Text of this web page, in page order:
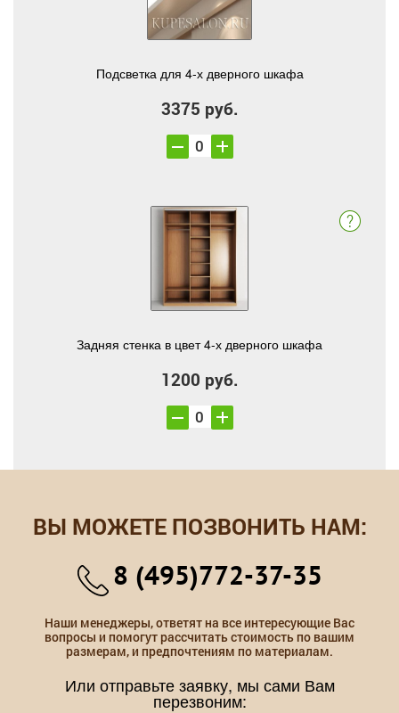
Подсветка для 4-х дверного шкафа
3375 руб.
Задняя стенка в цвет 4-х дверного шкафа
1200 руб.
ВЫ МОЖЕТЕ ПОЗВОНИТЬ НАМ:
8 (495)772-37-35
Наши менеджеры, ответят на все интересующие Вас
вопросы и помогут рассчитать стоимость по вашим
размерам, и предпочтениям по материалам.
Или отправьте заявку, мы сами Вам
перезвоним: